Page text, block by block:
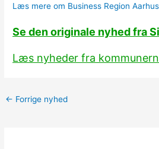
Læs mere om Business Region Aarhus
Se den originale nyhed fra
Læs nyheder fra
← Forrige nyhed